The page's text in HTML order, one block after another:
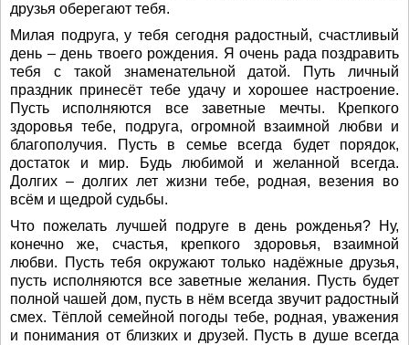
друзья оберегают тебя.
Милая подруга, у тебя сегодня радостный, счастливый
день – день твоего рождения. Я очень рада поздравить
тебя с такой знаменательной датой. Путь личный
праздник принесёт тебе удачу и хорошее настроение.
Пусть исполняются все заветные мечты. Крепкого
здоровья тебе, подруга, огромной взаимной любви и
благополучия. Пусть в семье всегда будет порядок,
достаток и мир. Будь любимой и желанной всегда.
Долгих – долгих лет жизни тебе, родная, везения во
всём и щедрой судьбы.
Что пожелать лучшей подруге в день рожденья? Ну,
конечно же, счастья, крепкого здоровья, взаимной
любви. Пусть тебя окружают только надёжные друзья,
пусть исполняются все заветные желания. Пусть будет
полной чашей дом, пусть в нём всегда звучит радостный
смех. Тёплой семейной погоды тебе, родная, уважения
и понимания от близких и друзей. Пусть в душе всегда